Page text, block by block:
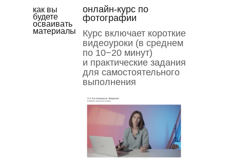
онлайн-курс по
фотографии
как вы
будете
осваивать
материалы
Курс включает короткие
видеоуроки (в среднем
по 10−20 минут)
и практические задания
для самостоятельного
выполнения